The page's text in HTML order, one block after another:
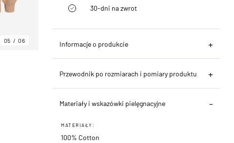
05 06
30-dni na zwrot
Informacje o produkcie
Przewodnik po rozmiarach i pomiary produktu
Materiały i wskazówki pielęgnacyjne
MATERIAŁY:
100% Cotton